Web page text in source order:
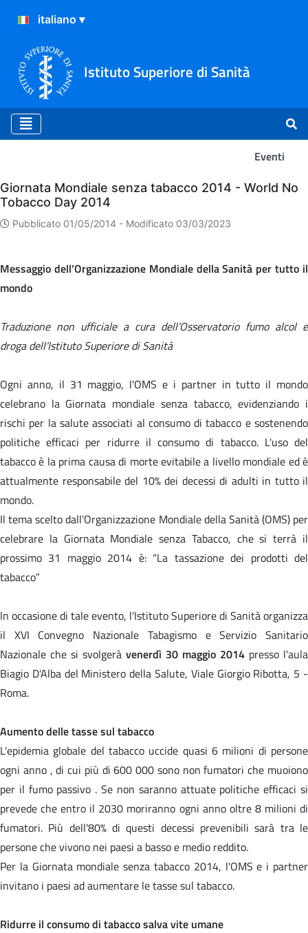
Istituto Superiore di Sanità
Eventi
Eventi
Giornata Mondiale senza tabacco 2014 - World No
Tobacco Day 2014
Pubblicato 01/05/2014 - Modificato 03/03/2023
Messaggio dell’Organizzazione Mondiale della Sanità per tutto il
mondo
Traduzione non ufficiale a cura dell’Osservatorio fumo alcol e
droga dell’Istituto Superiore di Sanità
Ogni anno, il 31 maggio, l'OMS e i partner in tutto il mondo
celebrano la Giornata mondiale senza tabacco, evidenziando i
rischi per la salute associati al consumo di tabacco e sostenendo
politiche efficaci per ridurre il consumo di tabacco. L'uso del
tabacco è la prima causa di morte evitabile a livello mondiale ed è
attualmente responsabile del 10% dei decessi di adulti in tutto il
mondo.
Il tema scelto dall’Organizzazione Mondiale della Sanità (OMS) per
celebrare la Giornata Mondiale senza Tabacco, che si terrà il
prossimo 31 maggio 2014 è: “La tassazione dei prodotti del
tabacco”
In occasione di tale evento, l'Istituto Superiore di Sanità organizza
il XVI Convegno Nazionale Tabagismo e Servizio Sanitario
Nazionale che si svolgerà venerdì 30 maggio 2014 presso l'aula
Biagio D'Alba del Ministero della Salute, Viale Giorgio Ribotta, 5 -
Roma.
Aumento delle tasse sul tabacco
L'epidemia globale del tabacco uccide quasi 6 milioni di persone
ogni anno , di cui più di 600 000 sono non fumatori che muoiono
per il fumo passivo . Se non saranno attuate politiche efficaci si
prevede che entro il 2030 moriranno ogni anno oltre 8 milioni di
fumatori. Più dell'80% di questi decessi prevenibili sarà tra le
persone che vivono nei paesi a basso e medio reddito.
Per la Giornata mondiale senza tabacco 2014, l'OMS e i partner
invitano i paesi ad aumentare le tasse sul tabacco.
Ridurre il consumo di tabacco salva vite umane